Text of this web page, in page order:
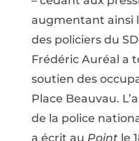
augmentant ainsi
des policiers du
Frédéric Auréal a
soutien des
Place Beauvau.
de la police
a écrit au Pointle